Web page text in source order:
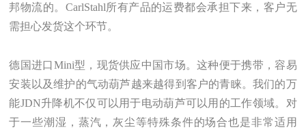
邦物流的。CarlStahl所有产品的运费都会承担下来，客户无
需担心发货这个环节。
德国进口Mini型，现货供应中国市场。这种便于携带，容易
安装以及维护的气动葫芦越来越得到客户的青睐。我们的万
能JDN升降机不仅可以用于电动葫芦可以用的工作领域。对
于一些潮湿，蒸汽，灰尘等特殊条件的场合也是非常适用